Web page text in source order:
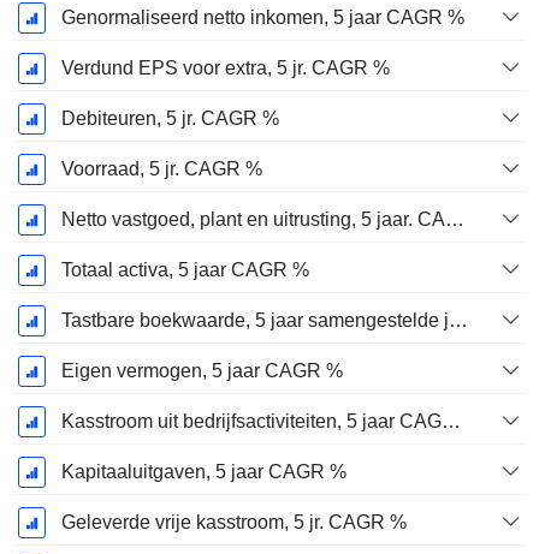
Genormaliseerd netto inkomen, 5 jaar CAGR %
Verdund EPS voor extra, 5 jr. CAGR %
Debiteuren, 5 jr. CAGR %
Voorraad, 5 jr. CAGR %
Netto vastgoed, plant en uitrusting, 5 jaar. CAGR %
Totaal activa, 5 jaar CAGR %
Tastbare boekwaarde, 5 jaar samengestelde jaarlijkse groeivoet %
Eigen vermogen, 5 jaar CAGR %
Kasstroom uit bedrijfsactiviteiten, 5 jaar CAGR %
Kapitaaluitgaven, 5 jaar CAGR %
Geleverde vrije kasstroom, 5 jr. CAGR %